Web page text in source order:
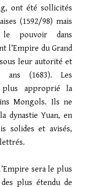
ont été sollicités
(1592/98) mais
pouvoir dans
l’Empire du Grand
leur autorité et
ans (1683). Les
plus approprié la
Mongols. Ils ne
dynastie Yuan, en
solides et avisés,
sera le plus
plus étendu de